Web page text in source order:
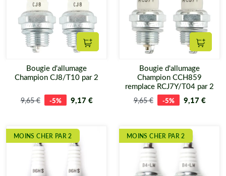
Ajouter au panier
Bougie d'allumage
Champion CJ8/T10 par 2
9,65 € -5% 9,17 €
Bougie d'allumage
Champion CCH859
remplace RCJ7Y/T04 par 2
9,65 € -5% 9,17 €
MOINS CHER PAR 2 MOINS CHER PAR 2